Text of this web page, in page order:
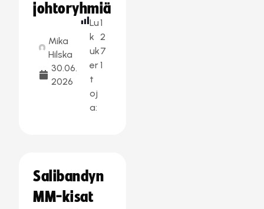
johtoryhmiä
Mika
Hilska
30.06.
2026
Lu
k
uk
er
t
oj
a:
1
2
7
1
Salibandyn
MM-kisat